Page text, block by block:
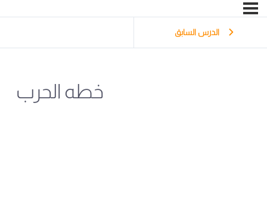
الدرس السابق
خطه الحرب